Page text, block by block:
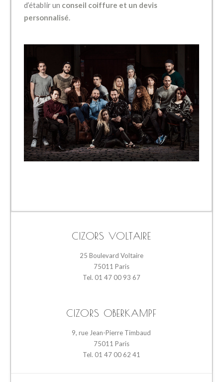
d’établir un conseil coiffure et un devis
personnalisé.
CIZORS VOLTAIRE
25 Boulevard Voltaire
75011 Paris
Tel. 01 47 00 93 67
CIZORS OBERKAMPF
9, rue Jean-Pierre Timbaud
75011 Paris
Tel. 01 47 00 62 41